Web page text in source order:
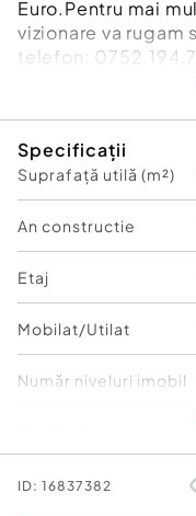
Euro.Pentru mai
vizionare va rugam
telefon:
Comision
Specificații
Suprafață utilă (m²)
An constructie
Etaj
Mobilat/Utilat
Număr niveluri imobil
Stare
ID: 16837382